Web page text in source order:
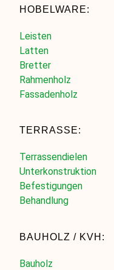
HOBELWARE:
Leisten
Latten
Bretter
Rahmenholz
Fassadenholz
TERRASSE:
Terrassendielen
Unterkonstruktion
Befestigungen
Behandlung
BAUHOLZ / KVH:
Bauholz